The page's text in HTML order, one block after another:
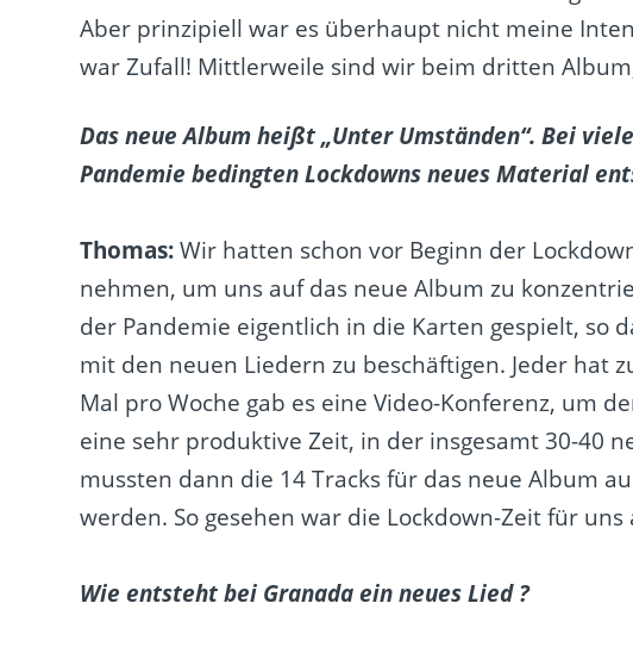
Aber prinzipiell war es überhaupt nicht meine
war Zufall! Mittlerweile sind wir beim dritten
Das neue Album heißt „Unter Umständen“. Bei
Pandemie bedingten Lockdowns neues Material
Thomas:Wir hatten schon vor Beginn der
nehmen, um uns auf das neue Album zu
der Pandemie eigentlich in die Karten gespielt, so
mit den neuen Liedern zu beschäftigen. Jeder hat
Mal pro Woche gab es eine Video-Konferenz, um
eine sehr produktive Zeit, in der insgesamt 30-40
mussten dann die 14 Tracks für das neue Album
werden. So gesehen war die Lockdown-Zeit für uns
Wie entsteht bei Granada ein neues Lied ?